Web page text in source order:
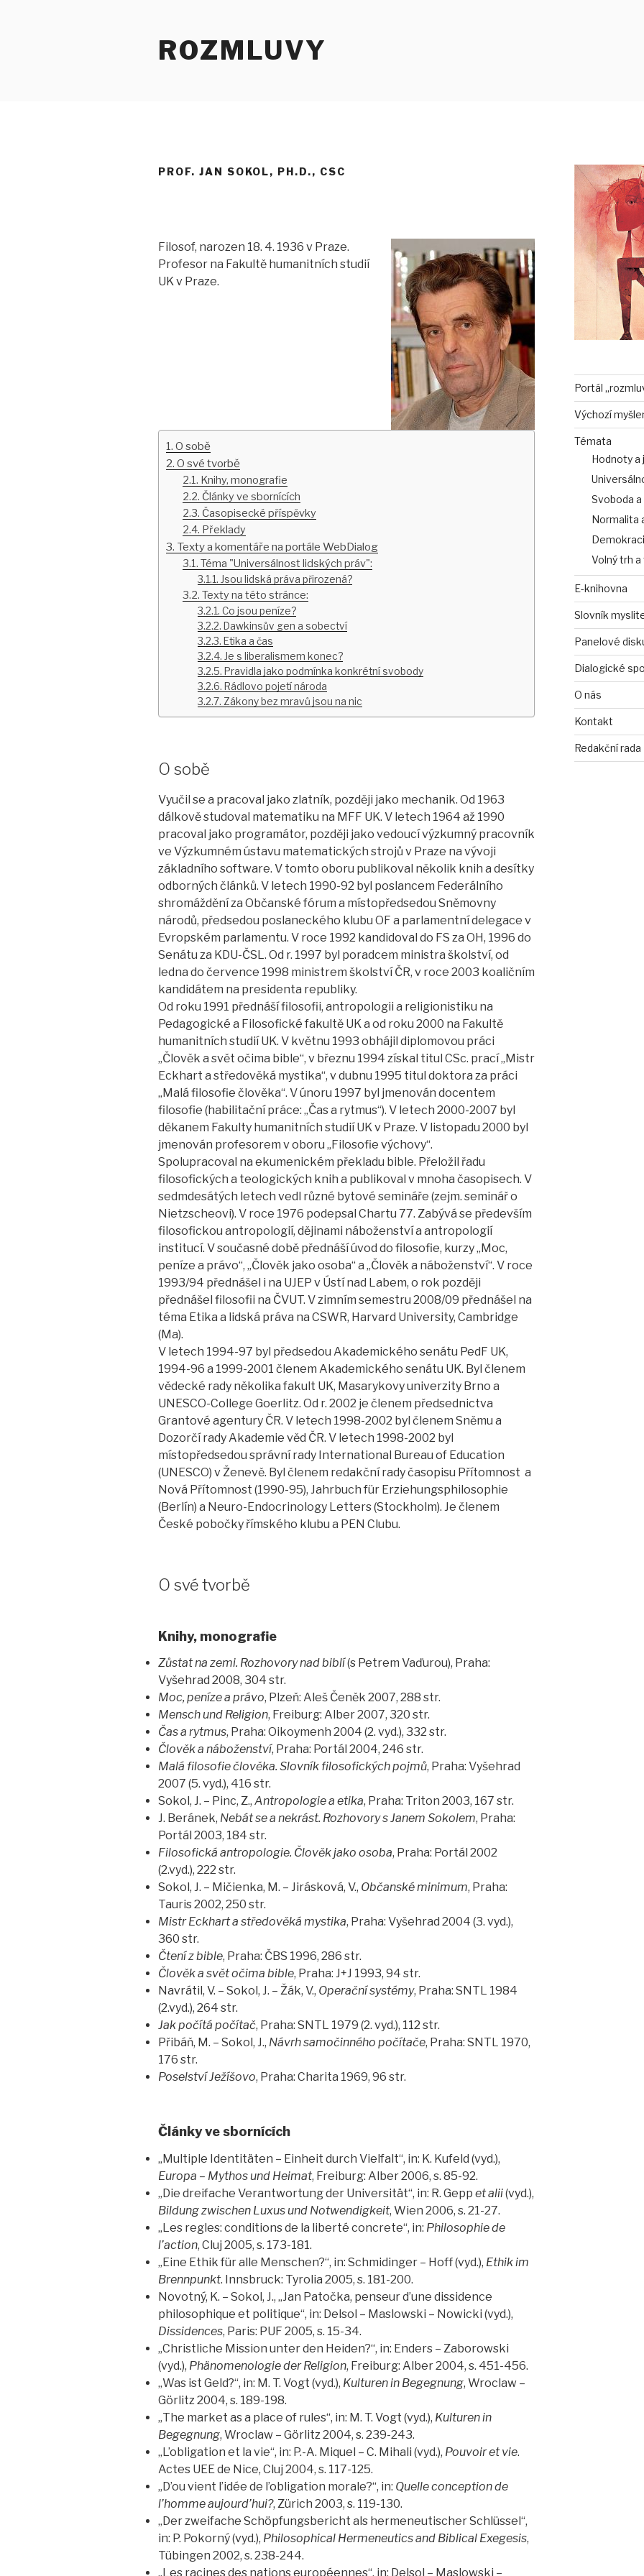
ROZMLUVY
PROF. JAN SOKOL, PH.D., CSC
Filosof, narozen 18. 4. 1936 v Praze.
Profesor na Fakultě humanitních studií
UK v Praze.
O sobě
O své tvorbě
Knihy, monografie
Články ve sbornících
Časopisecké příspěvky
Překlady
Texty a komentáře na portále WebDialog
Téma "Universálnost lidských práv":
Jsou lidská práva přirozená?
Texty na této stránce:
Co jsou peníze?
Dawkinsův gen a sobectví
Etika a čas
Je s liberalismem konec?
Pravidla jako podmínka konkrétní svobody
Rádlovo pojetí národa
Zákony bez mravů jsou na nic
O sobě
Vyučil se a pracoval jako zlatník, později jako mechanik. Od 1963
dálkově studoval matematiku na MFF UK. V letech 1964 až 1990
pracoval jako programátor, později jako vedoucí výzkumný pracovník
ve Výzkumném ústavu matematických strojů v Praze na vývoji
základního software. V tomto oboru publikoval několik knih a desítky
odborných článků. V letech 1990-92 byl poslancem Federálního
shromáždění za Občanské fórum a místopředsedou Sněmovny
národů, předsedou poslaneckého klubu OF a parlamentní delegace v
Evropském parlamentu. V roce 1992 kandidoval do FS za OH, 1996 do
Senátu za KDU-ČSL. Od r. 1997 byl poradcem ministra školství, od
ledna do července 1998 ministrem školství ČR, v roce 2003 koaličním
kandidátem na presidenta republiky.
Od roku 1991 přednáší filosofii, antropologii a religionistiku na
Pedagogické a Filosofické fakultě UK a od roku 2000 na Fakultě
humanitních studií UK. V květnu 1993 obhájil diplomovou práci
„Člověk a svět očima bible“, v březnu 1994 získal titul CSc. prací „Mistr
Eckhart a středověká mystika“, v dubnu 1995 titul doktora za práci
„Malá filosofie člověka“. V únoru 1997 byl jmenován docentem
filosofie (habilitační práce: „Čas a rytmus“). V letech 2000-2007 byl
děkanem Fakulty humanitních studií UK v Praze. V listopadu 2000 byl
jmenován profesorem v oboru „Filosofie výchovy“.
Spolupracoval na ekumenickém překladu bible. Přeložil řadu
filosofických a teologických knih a publikoval v mnoha časopisech. V
sedmdesátých letech vedl různé bytové semináře (zejm. seminář o
Nietzscheovi). V roce 1976 podepsal Chartu 77. Zabývá se především
filosofickou antropologií, dějinami náboženství a antropologií
institucí. V současné době přednáší úvod do filosofie, kurzy „Moc,
peníze a právo“, „Člověk jako osoba“ a „Člověk a náboženství“. V roce
1993/94 přednášel i na UJEP v Ústí nad Labem, o rok později
přednášel filosofii na ČVUT. V zimním semestru 2008/09 přednášel na
téma Etika a lidská práva na CSWR, Harvard University, Cambridge
(Ma).
V letech 1994-97 byl předsedou Akademického senátu PedF UK,
1994-96 a 1999-2001 členem Akademického senátu UK. Byl členem
vědecké rady několika fakult UK, Masarykovy univerzity Brno a
UNESCO-College Goerlitz. Od r. 2002 je členem předsednictva
Grantové agentury ČR. V letech 1998-2002 byl členem Sněmu a
Dozorčí rady Akademie věd ČR. V letech 1998-2002 byl
místopředsedou správní rady International Bureau of Education
(UNESCO) v Ženevě. Byl členem redakční rady časopisu Přítomnost a
Nová Přítomnost (1990-95), Jahrbuch für Erziehungsphilosophie
(Berlín) a Neuro-Endocrinology Letters (Stockholm). Je členem
České pobočky římského klubu a PEN Clubu.
O své tvorbě
Knihy, monografie
Zůstat na zemi. Rozhovory nad biblí(s Petrem Vaďurou), Praha:
Vyšehrad 2008, 304 str.
Moc, peníze a právo, Plzeň: Aleš Čeněk 2007, 288 str.
Mensch und Religion, Freiburg: Alber 2007, 320 str.
Čas a rytmus, Praha: Oikoymenh 2004 (2. vyd.), 332 str.
Člověk a náboženství, Praha: Portál 2004, 246 str.
Malá filosofie člověka. Slovník filosofických pojmů, Praha: Vyšehrad
2007 (5. vyd.), 416 str.
Sokol, J. – Pinc, Z., Antropologie a etika, Praha: Triton 2003, 167 str.
J. Beránek, Nebát se a nekrást. Rozhovory s Janem Sokolem, Praha:
Portál 2003, 184 str.
Filosofická antropologie. Člověk jako osoba, Praha: Portál 2002
(2.vyd.), 222 str.
Sokol, J. – Mičienka, M. – Jirásková, V., Občanské minimum, Praha:
Tauris 2002, 250 str.
Mistr Eckhart a středověká mystika, Praha: Vyšehrad 2004 (3. vyd.),
360 str.
Čtení z bible, Praha: ČBS 1996, 286 str.
Člověk a svět očima bible, Praha: J+J 1993, 94 str.
Navrátil, V. – Sokol, J. – Žák, V., Operační systémy, Praha: SNTL 1984
(2.vyd.), 264 str.
Jak počítá počítač, Praha: SNTL 1979 (2. vyd.), 112 str.
Přibáň, M. – Sokol, J., Návrh samočinného počítače, Praha: SNTL 1970,
176 str.
Poselství Ježíšovo, Praha: Charita 1969, 96 str.
Články ve sbornících
„Multiple Identitäten – Einheit durch Vielfalt“, in: K. Kufeld (vyd.),
Europa – Mythos und Heimat, Freiburg: Alber 2006, s. 85-92.
„Die dreifache Verantwortung der Universität“, in: R. Gepp et alii(vyd.),
Bildung zwischen Luxus und Notwendigkeit, Wien 2006, s. 21-27.
„Les regles: conditions de la liberté concrete“, in: Philosophie de
l’action, Cluj 2005, s. 173-181.
„Eine Ethik für alle Menschen?“, in: Schmidinger – Hoff (vyd.), Ethik im
Brennpunkt. Innsbruck: Tyrolia 2005, s. 181-200.
Novotný, K. – Sokol, J., „Jan Patočka, penseur d’une dissidence
philosophique et politique“, in: Delsol – Maslowski – Nowicki (vyd.),
Dissidences, Paris: PUF 2005, s. 15-34.
„Christliche Mission unter den Heiden?“, in: Enders – Zaborowski
(vyd.), Phänomenologie der Religion, Freiburg: Alber 2004, s. 451-456.
„Was ist Geld?“, in: M. T. Vogt (vyd.), Kulturen in Begegnung, Wroclaw –
Görlitz 2004, s. 189-198.
„The market as a place of rules“, in: M. T. Vogt (vyd.), Kulturen in
Begegnung, Wroclaw – Görlitz 2004, s. 239-243.
„L’obligation et la vie“, in: P.-A. Miquel – C. Mihali (vyd.), Pouvoir et vie.
Actes UEE de Nice, Cluj 2004, s. 117-125.
„D’ou vient l’idée de l’obligation morale?“, in: Quelle conception de
l’homme aujourd’hui?, Zürich 2003, s. 119-130.
„Der zweifache Schöpfungsbericht als hermeneutischer Schlüssel“,
in: P. Pokorný (vyd.), Philosophical Hermeneutics and Biblical Exegesis,
Tübingen 2002, s. 238-244.
„Les racines des nations européennes“, in: Delsol – Maslowski –
Portál
Výchozí
Témata
Hodnoty a
Svoboda
Normalita
Volný trh
E-knihovna
Slovník
Panelové
Dialogické
O nás
Kontakt
Redakční rada